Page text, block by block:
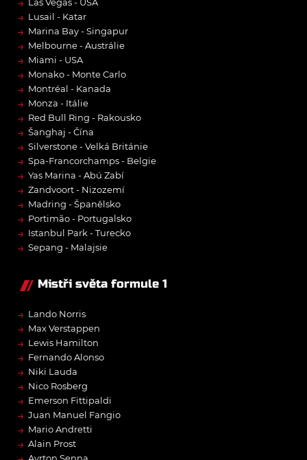
→ Lusail - Katar
→ Marina Bay - Singapur
→ Melbourne - Austrálie
→ Miami - USA
→ Monako - Monte Carlo
→ Montréal - Kanada
→ Monza - Itálie
→ Red Bull Ring - Rakousko
→ Šanghaj - Čína
→ Silverstone - Velká Británie
→ Spa-Francorchamps - Belgie
→ Yas Marina - Abú Zabí
→ Zandvoort - Nizozemí
→ Madring - Španělsko
→ Portimão - Portugalsko
→ Istanbul Park - Turecko
→ Sepang - Malajsie
Mistři světa formule 1
→ Lando Norris
→ Max Verstappen
→ Lewis Hamilton
→ Fernando Alonso
→ Niki Lauda
→ Nico Rosberg
→ Emerson Fittipaldi
→ Juan Manuel Fangio
→ Mario Andretti
→ Alain Prost
Ayrton Senna